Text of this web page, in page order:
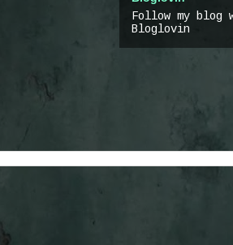
Follow my blog
Bloglovin